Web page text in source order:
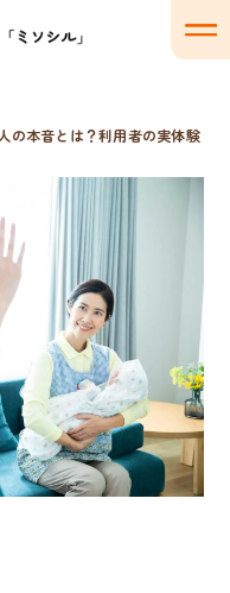
の本音とは？利用者の実体験